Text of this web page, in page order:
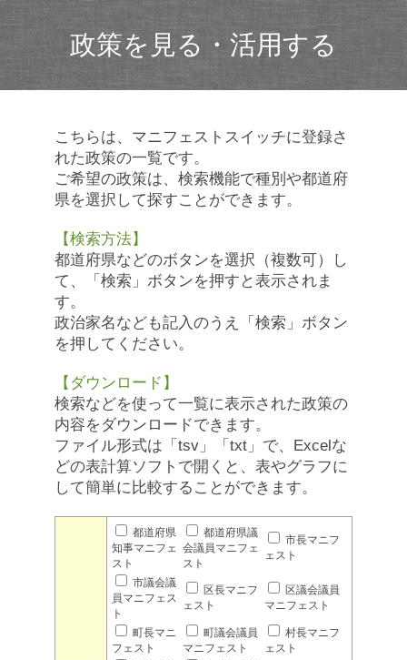
政策を見る・活用する
こちらは、マニフェストスイッチに登録さ
れた政策の一覧です。
ご希望の政策は、検索機能で種別や都道府
県を選択して探すことができます。
【検索方法】
都道府県などのボタンを選択（複数可）し
て、「検索」ボタンを押すと表示されま
す。
政治家名なども記入のうえ「検索」ボタン
を押してください。
【ダウンロード】
検索などを使って一覧に表示された政策の
内容をダウンロードできます。
ファイル形式は「tsv」「txt」で、Excelな
どの表計算ソフトで開くと、表やグラフに
して簡単に比較することができます。
都道府県
知事マニフェ
スト
都道府県議
会議員マニフェ
スト
市長マニフ
ェスト
市議会議
員マニフェス
ト
区長マニフ
ェスト
区議会議員
マニフェスト
町長マニ
フェスト
町議会議員
マニフェスト
村長マニフ
ェスト